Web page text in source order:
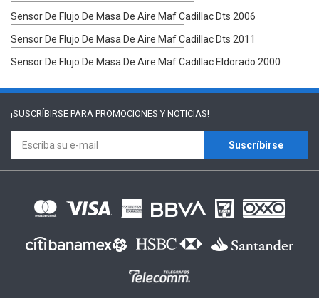
Sensor De Flujo De Masa De Aire Maf Cadillac Dts 2006
Sensor De Flujo De Masa De Aire Maf Cadillac Dts 2011
Sensor De Flujo De Masa De Aire Maf Cadillac Eldorado 2000
¡SUSCRÍBIRSE PARA PROMOCIONES Y NOTICIAS!
Suscríbirse